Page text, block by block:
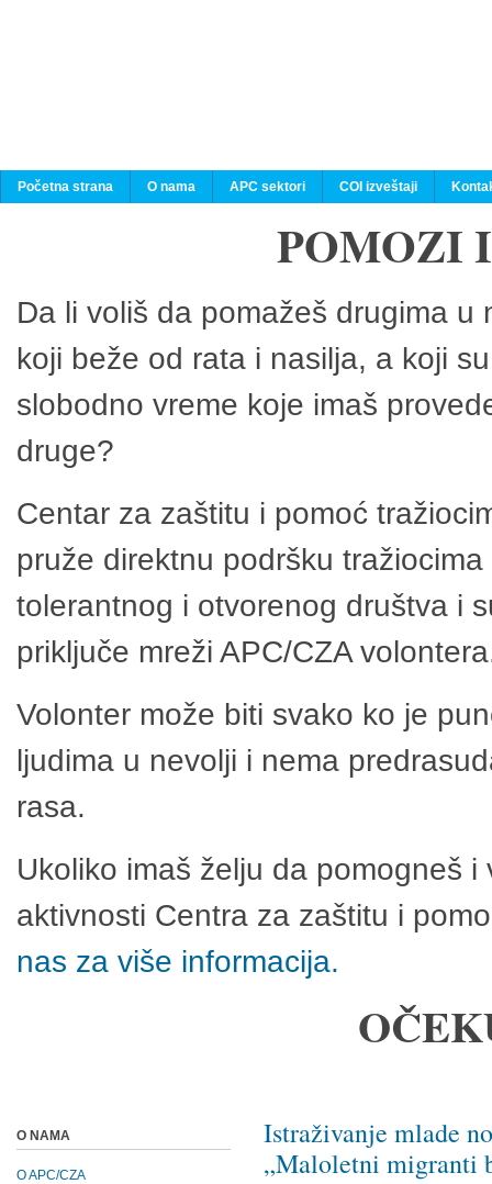
Početna strana O nama APC sektori COI izveštaji
POMOZI
Da li voliš da pomažeš drugima
koji beže od rata i nasilja, a koji
slobodno vreme koje imaš
druge?
Centar za zaštitu i pomoć
pruže direktnu podršku
tolerantnog i otvorenog društva i
priključe mreži APC/CZA
Volonter može biti svako ko je
ljudima u nevolji i nema
rasa.
Ukoliko imaš želju da pomogneš
aktivnosti Centra za zaštitu i
nas za više informacija.
Istraživanje mlade
„Maloletni migranti
O NAMA
O APC/CZA